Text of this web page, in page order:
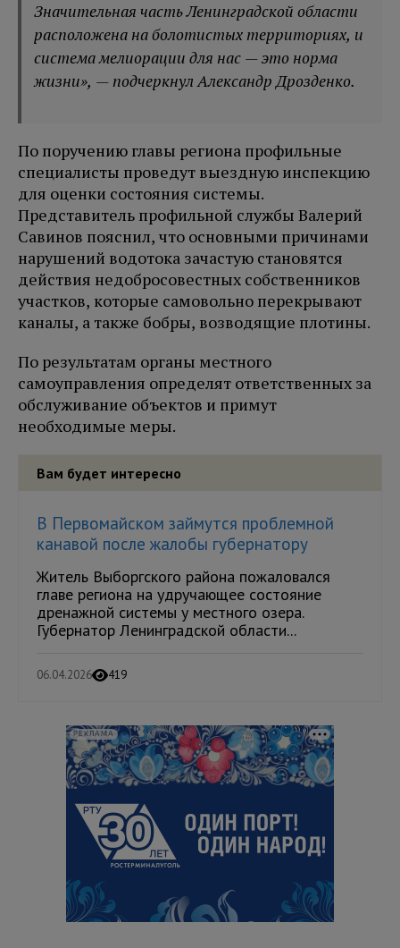
Значительная часть Ленинградской области
расположена на болотистых территориях, и
система мелиорации для нас — это норма
жизни», — подчеркнул Александр Дрозденко.
По поручению главы региона профильные
специалисты проведут выездную инспекцию
для оценки состояния системы.
Представитель профильной службы Валерий
Савинов пояснил, что основными причинами
нарушений водотока зачастую становятся
действия недобросовестных собственников
участков, которые самовольно перекрывают
каналы, а также бобры, возводящие плотины.
По результатам органы местного
самоуправления определят ответственных за
обслуживание объектов и примут
необходимые меры.
Вам будет интересно
В Первомайском займутся проблемной
канавой после жалобы губернатору
Житель Выборгского района пожаловался
главе региона на удручающее состояние
дренажной системы у местного озера.
Губернатор Ленинградской области...
06.04.2026 419
РЕКЛАМА